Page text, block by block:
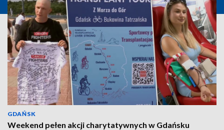
GDAŃSK
Weekend pełen akcji charytatywnych w Gdańsku